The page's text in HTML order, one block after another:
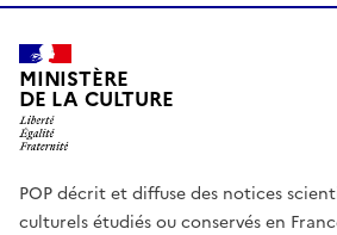
MINISTÈRE
DE LA CULTURE
POP décrit et diffuse des notices
culturels étudiés ou conservés en